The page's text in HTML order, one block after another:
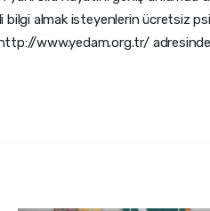
bilgi almak isteyenlerin ücretsiz
www.yedam.org.tr/